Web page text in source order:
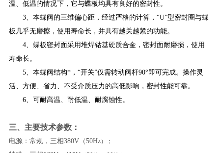
温、低温的情况下，它与蝶板均具有良好的密封性。
3、本蝶阀的三维偏心距，经过严格的计算，“U”型密封圈与蝶
板几乎无磨擦，使用寿命长，并具有越关越紧的功能。
4、蝶板密封面采用堆焊钴基硬质合金，密封面耐磨损，使用
寿命长。
5、本蝶阀结构*，“开关”仅需转动阀杆90°即可完成。操作灵
活、方便、省力、不受介质压力的高低影响，密封性能可靠。
6、可耐高温、耐低温、耐腐蚀性。
三、主要技术参数：
电源：常规，三相380V（50Hz）；